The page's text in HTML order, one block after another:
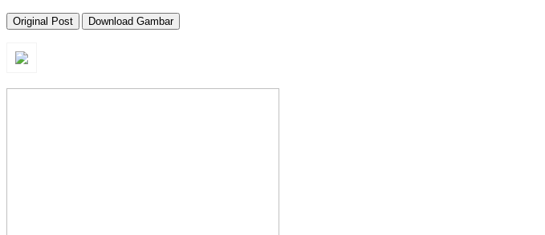
Original Post Download Gambar